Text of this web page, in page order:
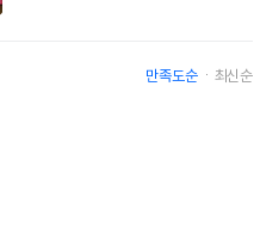
만족도순 최신순